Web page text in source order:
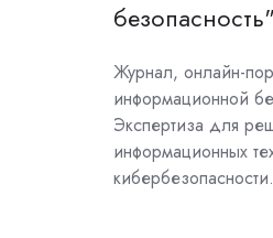
безопасность"
Журнал, онлайн-
информационной
Экспертиза для
информационных
кибербезопасности.